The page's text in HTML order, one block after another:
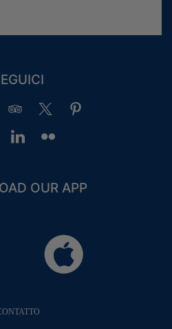
CLUB
LOGIN
OUR APP